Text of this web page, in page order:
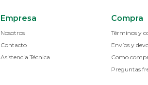
Empresa
Nosotros
Contacto
Asistencia Técnica
Compra
Términos y
Envíos y
Como
Preguntas